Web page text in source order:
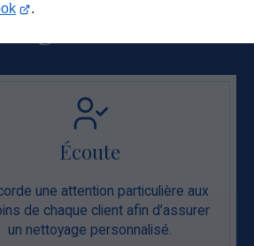
. mon
Écoute
une attention particulière aux
de chaque client afin d’assurer
un nettoyage personnalisé.